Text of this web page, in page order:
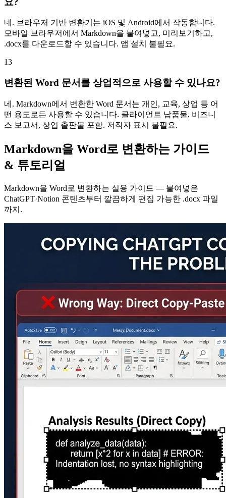
네. 브라우저 기반 변환기는 iOS 및 Android에서 작동합니다.
모바일 브라우저에서 Markdown을 붙여넣고, 미리보기하고,
.docx를 다운로드할 수 있습니다. 앱 설치 불필요.
13
변환된 Word 문서를 상업적으로 사용할 수 있나요?
네. Markdown에서 변환한 Word 문서는 개인, 교육, 상업 등 어
떤 용도로든 사용할 수 있습니다. 클라이언트 납품물, 비즈니
스 보고서, 상업 출판물 포함. 저작자 표시 불필요.
Markdown을 Word로 변환하는 가이드
& 튜토리얼
Markdown을 Word로 변환하는 실용 가이드 — 붙여넣은
ChatGPT·Notion 콘텐츠부터 깔끔하게 편집 가능한 .docx 파일
까지.